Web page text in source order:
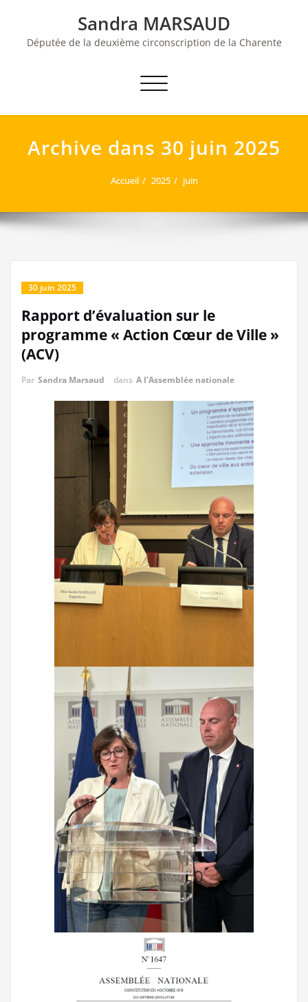
Sandra MARSAUD
Députée de la deuxième circonscription de la Charente
Afficher/masquer la navigation
Archive dans 30 juin 2025
Accueil 2025 juin
30 juin 2025
Rapport d’évaluation sur le
programme « Action Cœur de Ville »
(ACV)
Par Sandra Marsaud dans A l'Assemblée nationale